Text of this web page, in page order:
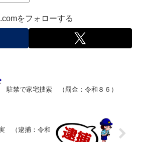
をフォローする
駐禁で家宅捜索 （罰金：令和８６）
実 （逮捕：令和